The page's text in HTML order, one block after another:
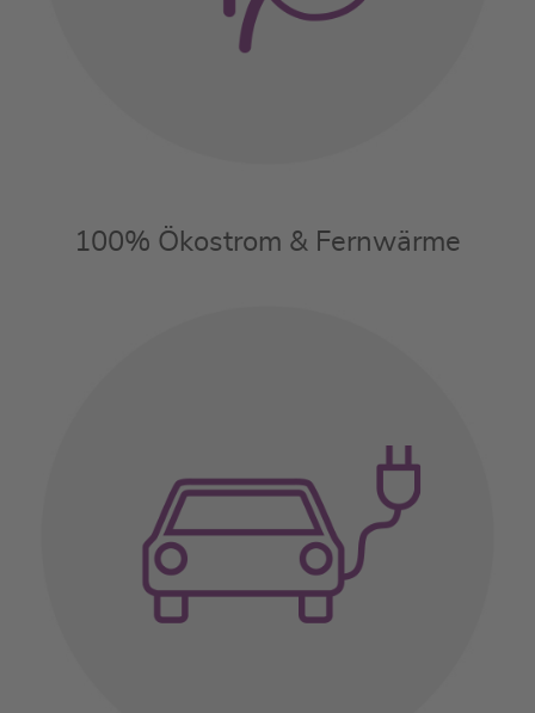
100% Ökostrom & Fernwärme